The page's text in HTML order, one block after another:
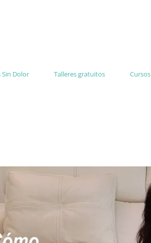
Dolor Talleres gratuitos Cursos